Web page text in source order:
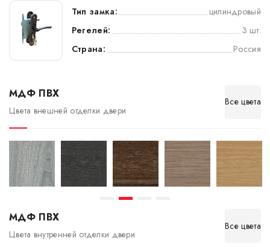
Тип замка:
цилиндровый
Регелей:
3 шт.
Страна:
Россия
МДФ ПВХ
Цвета внешней отделки двери
Все цвета
МДФ ПВХ
Цвета внутренней отделки двери
Все цвета